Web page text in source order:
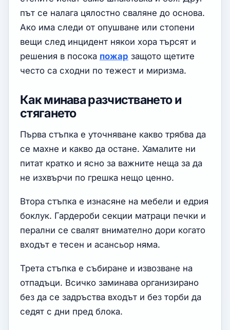
път се налага цялостно сваляне до основа.
Ако има следи от опушване или стопени
вещи след инцидент някои хора търсят и
решения в посока пожар защото щетите
често са сходни по тежест и миризма.
Как минава разчистването и
стягането
Първа стъпка е уточняване какво трябва да
се махне и какво да остане. Хамалите ни
питат кратко и ясно за важните неща за да
не изхвърчи по грешка нещо ценно.
Втора стъпка е изнасяне на мебели и едрия
боклук. Гардероби секции матраци печки и
перални се свалят внимателно дори когато
входът е тесен и асансьор няма.
Трета стъпка е събиране и извозване на
отпадъци. Всичко заминава организирано
без да се задръства входът и без торби да
седят с дни пред блока.